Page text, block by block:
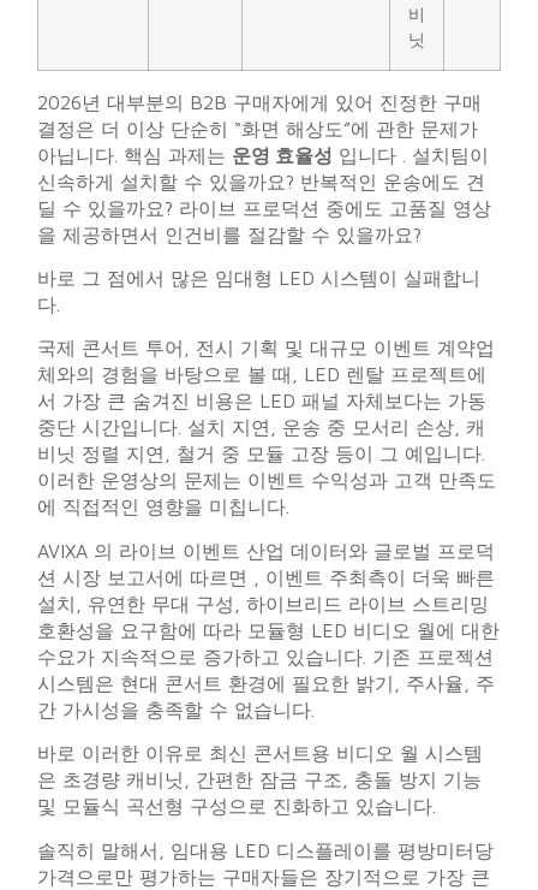
비
닛
2026년 대부분의 B2B 구매자에게 있어 진정한 구매
결정은 더 이상 단순히 “화면 해상도”에 관한 문제가
아닙니다. 핵심 과제는 운영 효율성 입니다 . 설치팀이
신속하게 설치할 수 있을까요? 반복적인 운송에도 견
딜 수 있을까요? 라이브 프로덕션 중에도 고품질 영상
을 제공하면서 인건비를 절감할 수 있을까요?
바로 그 점에서 많은 임대형 LED 시스템이 실패합니
다.
국제 콘서트 투어, 전시 기획 및 대규모 이벤트 계약업
체와의 경험을 바탕으로 볼 때, LED 렌탈 프로젝트에
서 가장 큰 숨겨진 비용은 LED 패널 자체보다는 가동
중단 시간입니다. 설치 지연, 운송 중 모서리 손상, 캐
비닛 정렬 지연, 철거 중 모듈 고장 등이 그 예입니다.
이러한 운영상의 문제는 이벤트 수익성과 고객 만족도
에 직접적인 영향을 미칩니다.
AVIXA의 라이브 이벤트 산업 데이터와 글로벌 프로덕
션 시장 보고서에 따르면 , 이벤트 주최측이 더욱 빠른
설치, 유연한 무대 구성, 하이브리드 라이브 스트리밍
호환성을 요구함에 따라 모듈형 LED 비디오 월에 대한
수요가 지속적으로 증가하고 있습니다. 기존 프로젝션
시스템은 현대 콘서트 환경에 필요한 밝기, 주사율, 주
간 가시성을 충족할 수 없습니다.
바로 이러한 이유로 최신 콘서트용 비디오 월 시스템
은 초경량 캐비닛, 간편한 잠금 구조, 충돌 방지 기능
및 모듈식 곡선형 구성으로 진화하고 있습니다.
솔직히 말해서, 임대용 LED 디스플레이를 평방미터당
가격으로만 평가하는 구매자들은 장기적으로 가장 큰